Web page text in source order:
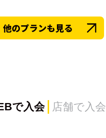
他のプランも見る
で入会 店舗で入会